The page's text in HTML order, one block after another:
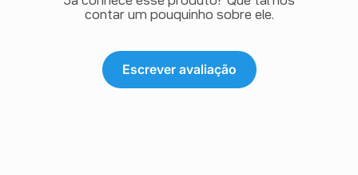
contar um pouquinho sobre ele.
Escrever avaliação